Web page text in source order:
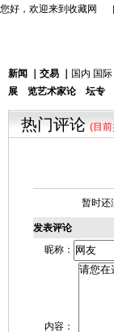
您好，欢迎来到收藏网 ［
新闻 国内 国际
交易
展 览艺术家论 坛专
热门评论(目
暂时还没
发表评论
昵称：
内容：